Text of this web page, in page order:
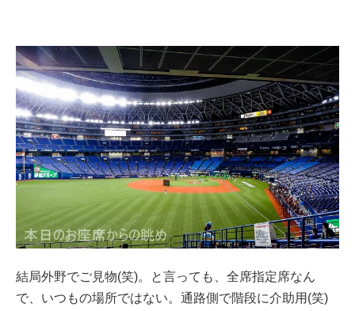
結局外野でご見物(笑)。と言っても、全席指定席なん
で、いつもの場所ではない。通路側で階段に介助用(笑)